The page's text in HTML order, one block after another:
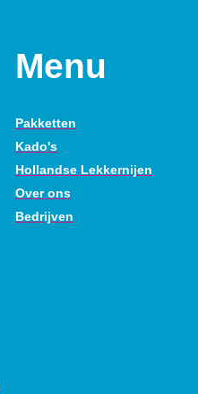
Menu
Pakketten
Kado's
Hollandse Lekkernijen
Over ons
Bedrijven